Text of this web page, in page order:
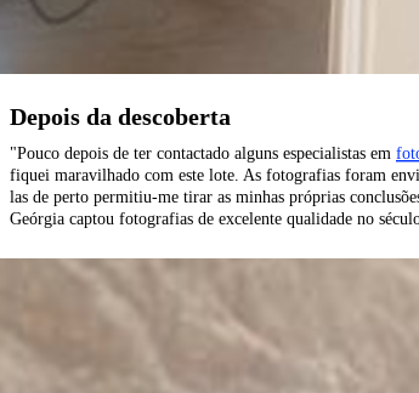
Depois da descoberta
"Pouco depois de ter contactado alguns especialistas em
fiquei maravilhado com este lote. As fotografias foram
las de perto permitiu-me tirar as minhas próprias
Geórgia captou fotografias de excelente qualidade no